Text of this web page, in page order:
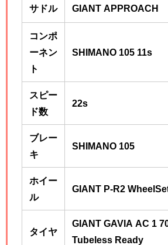
サドル GIANT APPROACH
コンポ
ーネン
ト
SHIMANO 105 11s
スピー
ド数
22s
ブレー
キ
SHIMANO 105
ホイー
ル
GIANT P-R2
タイヤ
GIANT GAVIA AC 1
Tubeless Ready